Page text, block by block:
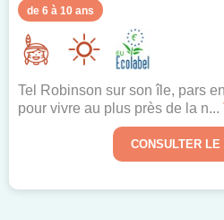
de 6 à 10 ans
Tel Robinson sur son île, pars
pour vivre au plus près de la n...
CONSULTER LE